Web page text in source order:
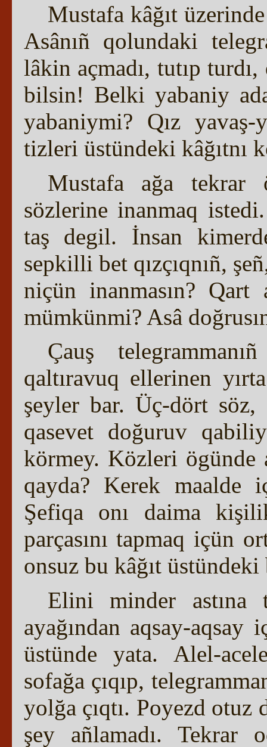
Mustafa kâğıt
Asânıñ qolundaki
lâkin açmadı, tutıp
bilsin! Belki yabaniy
yabaniymi? Qız
tizleri üstündeki kâğıtnı
Mustafa ağa tekrar
sözlerine inanmaq
taş degil. İnsan
sepkilli bet qızçıqnıñ,
niçün inanmasın?
mümkünmi? Asâ
Çauş
qaltıravuq ellerinen
şeyler bar. Üç-dört
qasevet doğuruv
körmey. Közleri
qayda? Kerek maalde
Şefiqa onı daima
parçasını tapmaq içün
onsuz bu kâğıt
Elini minder astına
ayağından aqsay-
üstünde yata. Alel-
sofağa çıqıp,
yolğa çıqtı. Poyezd
şey añlamadı. Tekrar